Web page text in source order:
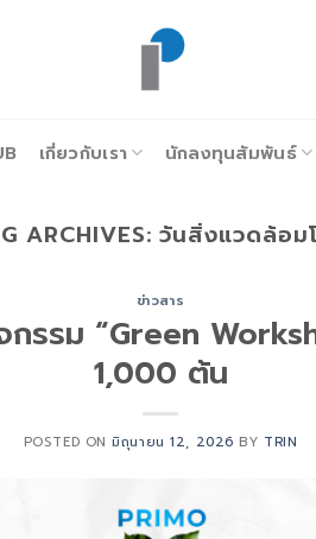
เกี่ยวกับเรา นักลงทุนสัมพันธ์
ARCHIVES:วันสิ่งแวดล้อม
ข่าวสาร
รรม “Green
1,000 ต้น
POSTED ONมิถุนายน 12, 2026 BY TRIN